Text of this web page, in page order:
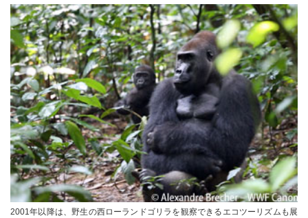
2001年以降は、野生の西ローランドゴリラを観察できるエコツーリズムも展